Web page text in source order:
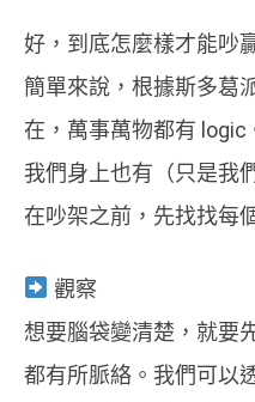
好，到底怎麼樣才能吵
簡單來說，根據斯多葛
在，萬事萬物都有 logic
我們身上也有（只是我
在吵架之前，先找找每
觀察
想要腦袋變清楚，就要
都有所脈絡。我們可以